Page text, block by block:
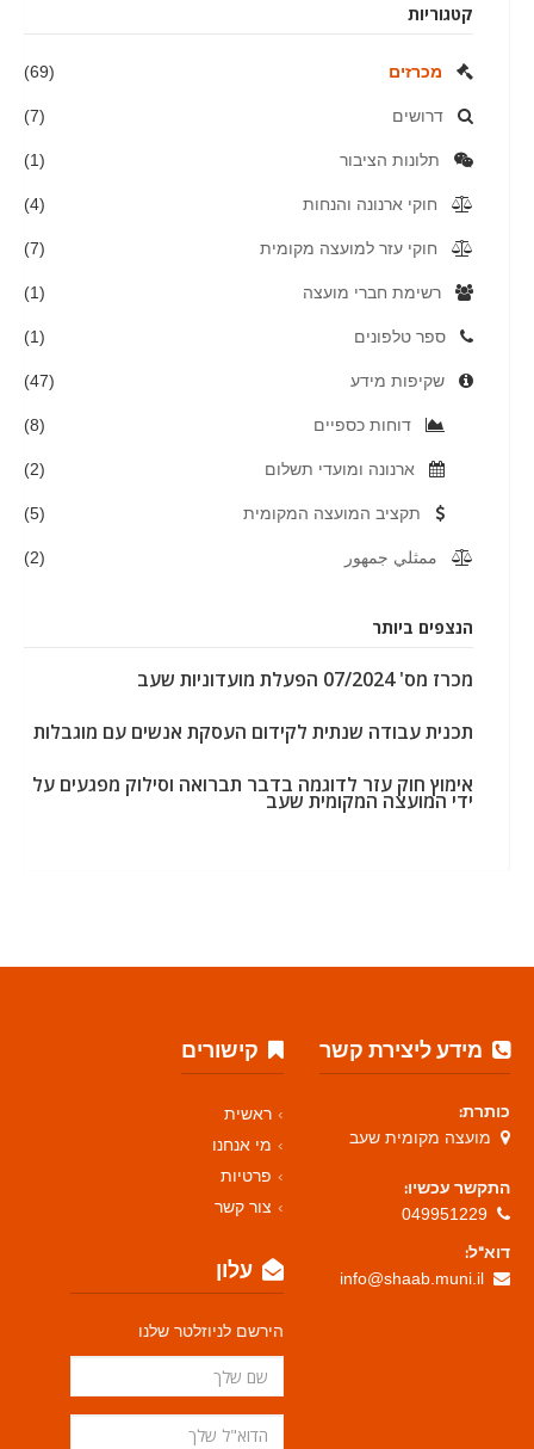
קטגוריות
מכרזים (69)
דרושים (7)
תלונות הציבור (1)
חוקי ארנונה והנחות (4)
חוקי עזר למועצה מקומית (7)
רשימת חברי מועצה (1)
ספר טלפונים (1)
שקיפות מידע (47)
דוחות כספיים (8)
ארנונה ומועדי תשלום (2)
תקציב המועצה המקומית (5)
ممثلي جمهور (2)
הנצפים ביותר
מכרז מס' 07/2024 הפעלת מועדוניות שעב
תכנית עבודה שנתית לקידום העסקת אנשים עם מוגבלות
אימוץ חוק עזר לדוגמה בדבר תברואה וסילוק מפגעים על
ידי המועצה המקומית שעב
מידע ליצירת קשר
כותרת:
מועצה מקומית שעב
התקשר עכשיו:
049951229
דוא"ל:
info@shaab.muni.il
קישורים
ראשית
מי אנחנו
פרטיות
צור קשר
עלון
הירשם לניוזלטר שלנו